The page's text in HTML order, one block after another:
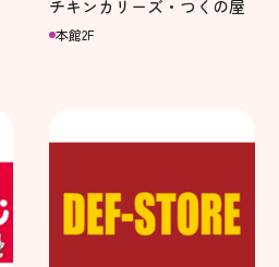
チキンカリーズ・つくの屋
本館2F